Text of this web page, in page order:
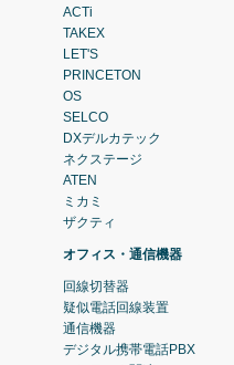
ACTi
TAKEX
LET'S
PRINCETON
OS
SELCO
DXデルカテック
ネクステージ
ATEN
ミカミ
ザクティ
オフィス・通信機器
回線切替器
疑似電話回線装置
通信機器
デジタル携帯電話PBX